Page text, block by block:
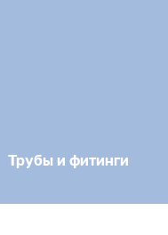
Трубы и фитинги